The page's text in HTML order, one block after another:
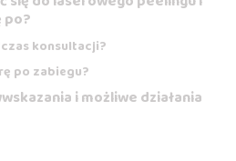
po?
konsultacji?
po zabiegu?
i możliwe działania